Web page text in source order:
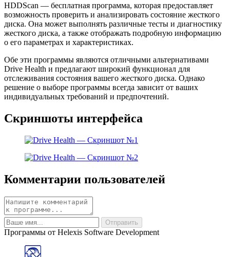
HDDScan — бесплатная программа, которая предоставляет
возможность проверить и анализировать состояние жесткого
диска. Она может выполнять различные тесты и диагностику
жесткого диска, а также отображать подробную информацию
о его параметрах и характеристиках.
Обе эти программы являются отличными альтернативами
Drive Health и предлагают широкий функционал для
отслеживания состояния вашего жесткого диска. Однако
решение о выборе программы всегда зависит от ваших
индивидуальных требований и предпочтений.
Скриншоты интерфейса
Комментарии пользователей
Программы от Helexis Software Development